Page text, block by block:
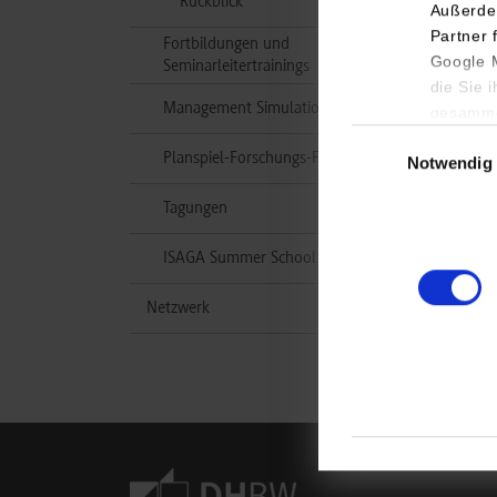
Partner
Google
die Sie
Notwendig
Fortbildungen und
Seminarleitertrainings
Management Simulation Days
Planspiel-Forschungs-Forum
Tagungen
ISAGA Summer School
Netzwerk